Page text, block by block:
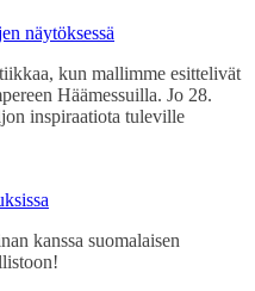
näytöksessä
kun mallimme esittelivät
Häämessuilla. Jo 28.
inspiraatiota tuleville
kanssa suomalaisen